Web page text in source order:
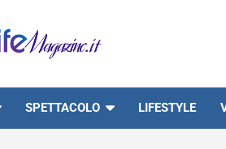
SPETTACOLO LIFESTYLE